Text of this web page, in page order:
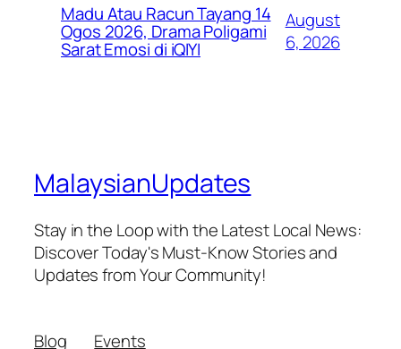
Madu Atau Racun Tayang 14
Ogos 2026, Drama Poligami
Sarat Emosi di iQIYI
August
6, 2026
MalaysianUpdates
Stay in the Loop with the Latest Local News:
Discover Today's Must-Know Stories and
Updates from Your Community!
Blog Events